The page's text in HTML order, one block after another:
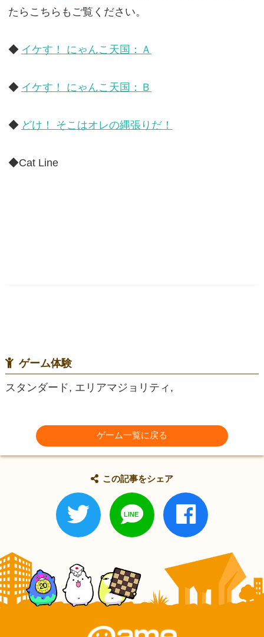
たらこちらもご覧ください。
◆ イケす！ にゃんこ天国：Ａ
◆ イケす！ にゃんこ天国：Ｂ
◆ どけ！ そこはオレの縄張りだ！
◆Cat Line
ゲーム体験
スタンダード, エリアマジョリティ,
ゲーム一覧に戻る
この記事をシェア